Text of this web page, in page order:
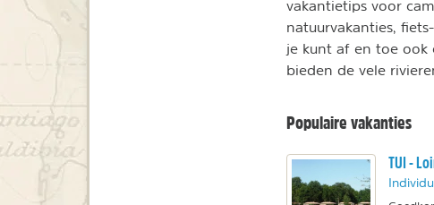
vakantietips voor
natuurvakanties,
je kunt af en toe ook
bieden de vele
Populaire vakanties
TUI -